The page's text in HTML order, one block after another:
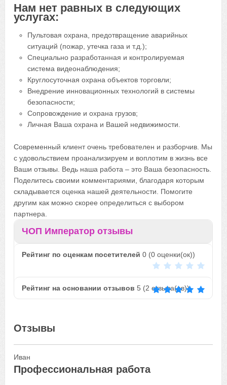
Нам нет равных в следующих
услугах:
Пультовая охрана, предотвращение аварийных
ситуаций (пожар, утечка газа и т.д.);
Специально разработанная и контролируемая
система видеонаблюдения;
Круглосуточная охрана объектов торговли;
Внедрение инновационных технологий в системы
безопасности;
Сопровождение и охрана грузов;
Личная Ваша охрана и Вашей недвижимости.
Современный клиент очень требователен и разборчив. Мы
с удовольствием проанализируем и воплотим в жизнь все
Ваши отзывы. Ведь наша работа – это Ваша безопасность.
Поделитесь своими комментариями, благодаря которым
складывается оценка нашей деятельности. Помогите
другим как можно скорее определиться с выбором
партнера.
ЧОП Император отзывы
Рейтинг по оценкам посетителей 0 (0 оценки(ок))
Рейтинг на основании отзывов 5 (2 отзыва(ов))
Отзывы
Иван
Профессиональная работа